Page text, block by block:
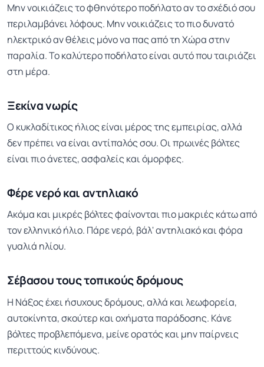
Μην νοικιάζεις το φθηνότερο ποδήλατο αν το σχέδιό σου
περιλαμβάνει λόφους. Μην νοικιάζεις το πιο δυνατό
ηλεκτρικό αν θέλεις μόνο να πας από τη Χώρα στην
παραλία. Το καλύτερο ποδήλατο είναι αυτό που ταιριάζει
στη μέρα.
Ξεκίνα νωρίς
Ο κυκλαδίτικος ήλιος είναι μέρος της εμπειρίας, αλλά
δεν πρέπει να είναι αντίπαλός σου. Οι πρωινές βόλτες
είναι πιο άνετες, ασφαλείς και όμορφες.
Φέρε νερό και αντηλιακό
Ακόμα και μικρές βόλτες φαίνονται πιο μακριές κάτω από
τον ελληνικό ήλιο. Πάρε νερό, βάλ' αντηλιακό και φόρα
γυαλιά ηλίου.
Σέβασου τους τοπικούς δρόμους
Η Νάξος έχει ήσυχους δρόμους, αλλά και λεωφορεία,
αυτοκίνητα, σκούτερ και οχήματα παράδοσης. Κάνε
βόλτες προβλεπόμενα, μείνε ορατός και μην παίρνεις
περιττούς κινδύνους.